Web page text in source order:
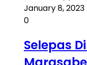
January 8, 2023
0
Selepas